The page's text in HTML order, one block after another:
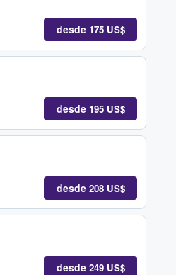
desde 175 US$
desde 195 US$
desde 208 US$
desde 249 US$